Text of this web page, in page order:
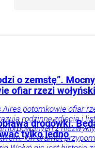
o zemstę”.
ofiar rzezi
Aires potomkowie ofiar
rodzinne zdjęcia i
z
Ich dramat
drogówki.
tylko jedno